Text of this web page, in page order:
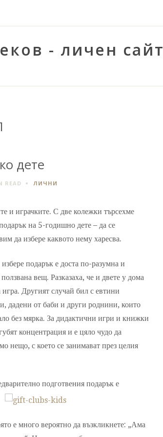
- личен сайт
дете
READ ЛИЧНИ
и играчките. С две колежки търсехме
на 5-годишно дете – да се
да избере каквото нему харесва.
подарък е доста по-разумна и
вещ. Разказаха, че и двете у дома
Другият случай бил с евтини
дадени от баби и други роднини, които
без мярка. За дидактични игри и книжки
концентрация и е цяло чудо да
нещо, с което се занимават през целия
подготвения подарък е
е много вероятно да възкликнете: „Ама